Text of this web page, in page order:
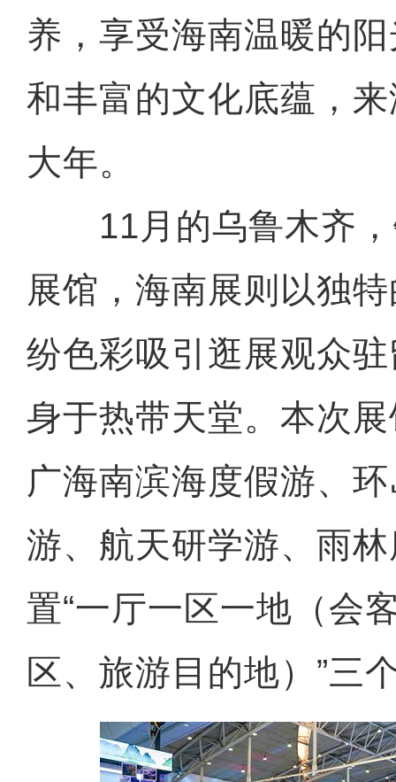
养，享受海南温暖的
和丰富的文化底蕴，
大年。
11月的乌鲁木齐，
展馆，海南展则以独
纷色彩吸引逛展观众
身于热带天堂。本次
广海南滨海度假游、
游、航天研学游、雨
置“一厅一区一地（会
区、旅游目的地）”三